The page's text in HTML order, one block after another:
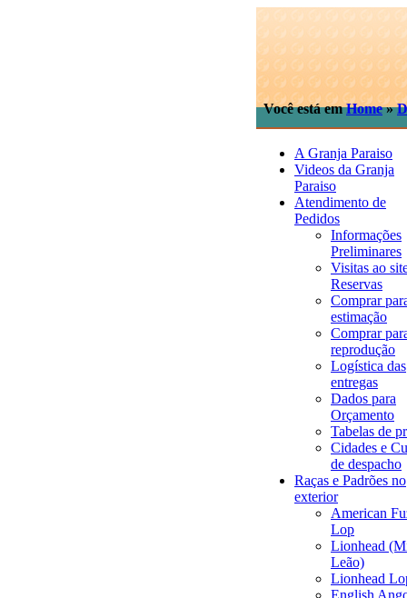
Você está emHome»
A Granja Paraiso
Videos da Granja
Paraiso
Atendimento de
Pedidos
Informações
Preliminares
Visitas ao
Reservas
Comprar
estimação
Comprar
reprodução
Logística das
entregas
Dados para
Orçamento
Tabelas de
Cidades e
de despacho
Raças e Padrões no
exterior
American
Lop
Lionhead
Leão)
Lionhead
English